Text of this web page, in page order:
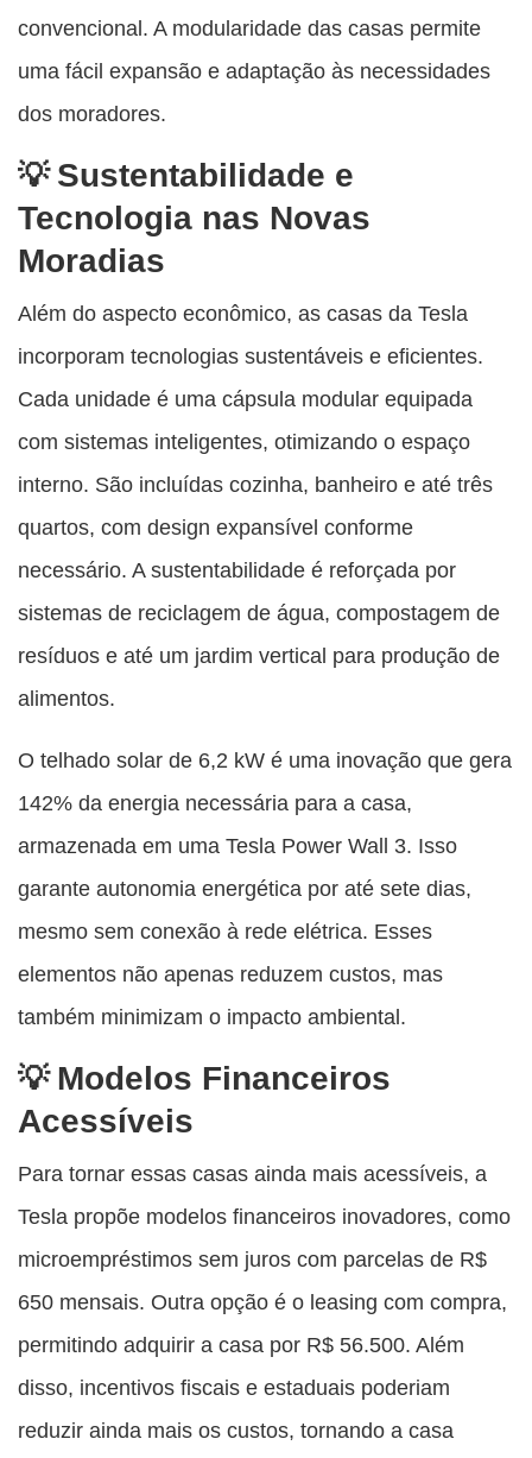
convencional. A modularidade das casas permite
uma fácil expansão e adaptação às necessidades
dos moradores.
Sustentabilidade e
Tecnologia nas Novas
Moradias
Além do aspecto econômico, as casas da Tesla
incorporam tecnologias sustentáveis e eficientes.
Cada unidade é uma cápsula modular equipada
com sistemas inteligentes, otimizando o espaço
interno. São incluídas cozinha, banheiro e até três
quartos, com design expansível conforme
necessário. A sustentabilidade é reforçada por
sistemas de reciclagem de água, compostagem de
resíduos e até um jardim vertical para produção de
alimentos.
O telhado solar de 6,2 kW é uma inovação que gera
142% da energia necessária para a casa,
armazenada em uma Tesla Power Wall 3. Isso
garante autonomia energética por até sete dias,
mesmo sem conexão à rede elétrica. Esses
elementos não apenas reduzem custos, mas
também minimizam o impacto ambiental.
Modelos Financeiros
Acessíveis
Para tornar essas casas ainda mais acessíveis, a
Tesla propõe modelos financeiros inovadores, como
microempréstimos sem juros com parcelas de R$
650 mensais. Outra opção é o leasing com compra,
permitindo adquirir a casa por R$ 56.500. Além
disso, incentivos fiscais e estaduais poderiam
reduzir ainda mais os custos, tornando a casa